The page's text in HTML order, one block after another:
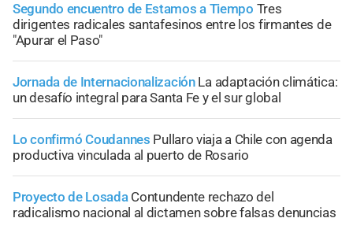
Segundo encuentro de Estamos a Tiempo Tres
dirigentes radicales santafesinos entre los firmantes de
"Apurar el Paso"
Jornada de Internacionalización La adaptación climática:
un desafío integral para Santa Fe y el sur global
Lo confirmó Coudannes Pullaro viaja a Chile con agenda
productiva vinculada al puerto de Rosario
Proyecto de Losada Contundente rechazo del
radicalismo nacional al dictamen sobre falsas denuncias